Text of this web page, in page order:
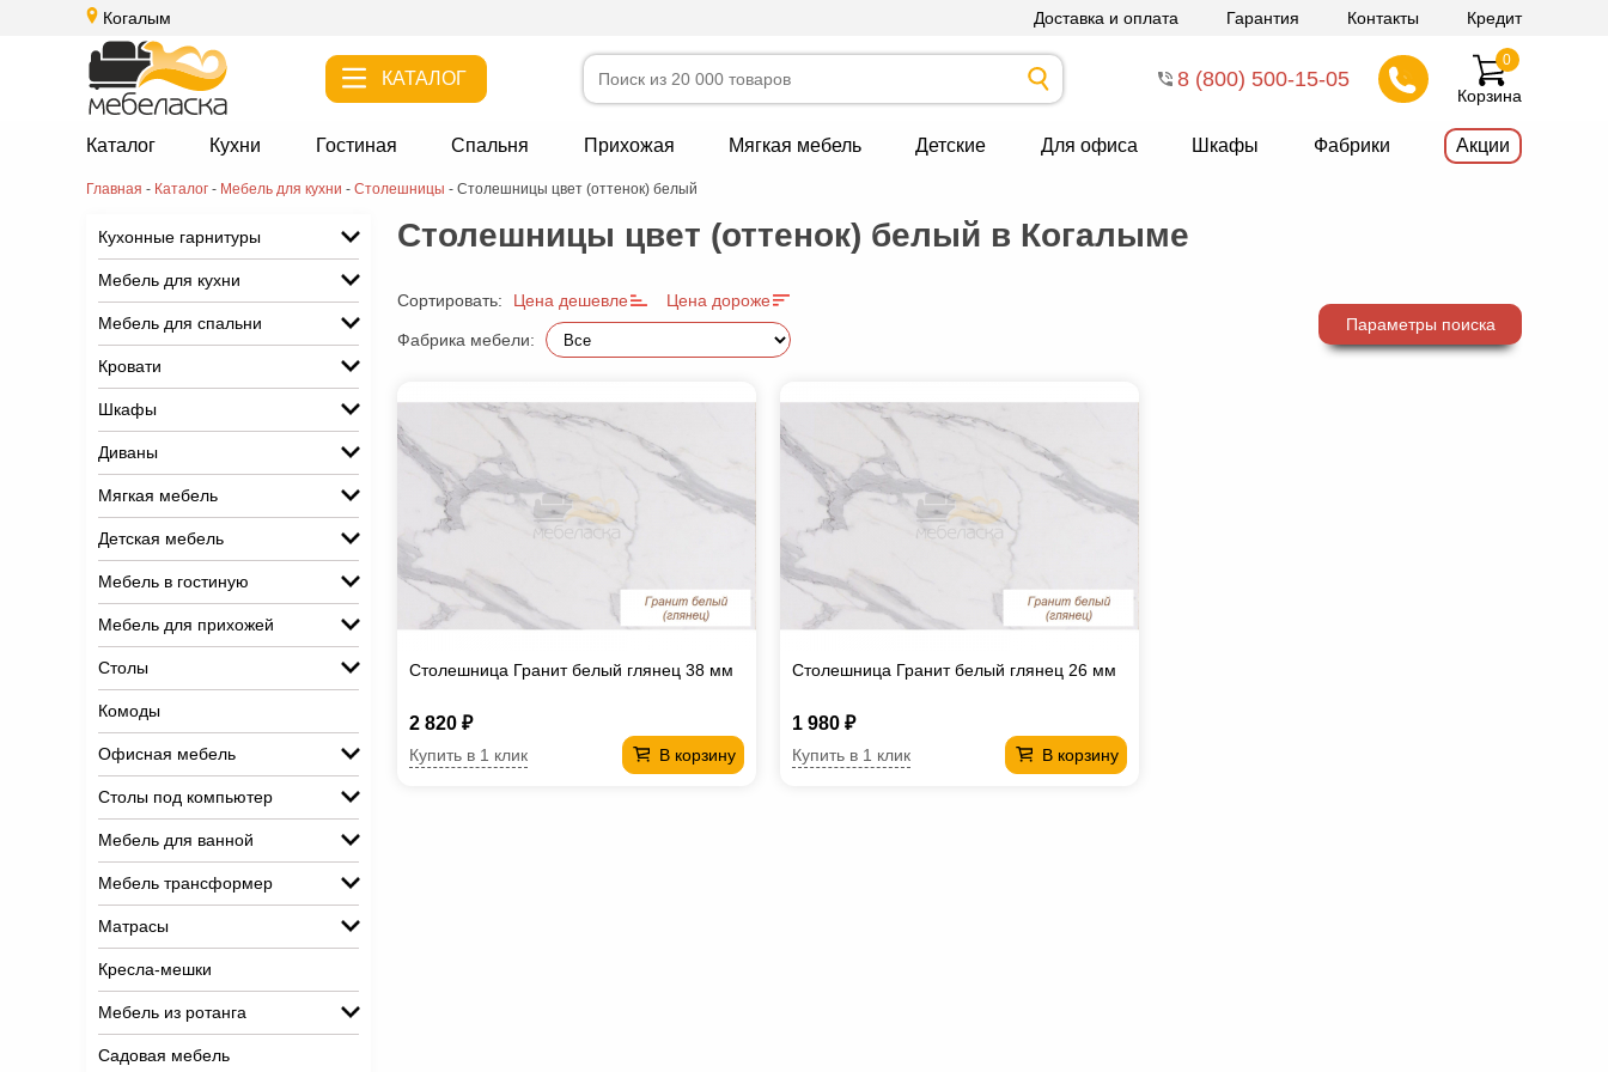
Когалым Доставка и оплата Гарантия Контакты Кредит
КАТАЛОГ 8 (800) 500-15-05
Корзина
0
Каталог Кухни Гостиная Спальня Прихожая Мягкая мебель Детские Для офиса Шкафы Фабрики Акции
Главная - Каталог - Мебель для кухни - Cтолешницы - Cтолешницы цвет (оттенок) белый
Кухонные гарнитуры
Мебель для кухни
Мебель для спальни
Кровати
Шкафы
Диваны
Мягкая мебель
Детская мебель
Мебель в гостиную
Мебель для прихожей
Столы
Комоды
Офисная мебель
Столы под компьютер
Мебель для ванной
Мебель трансформер
Матрасы
Кресла-мешки
Мебель из ротанга
Садовая мебель
Cтолешницы цвет (оттенок) белый в Когалыме
Сортировать: Цена дешевле Цена дороже
Фабрика мебели:
Параметры поиска
Столешница Гранит белый глянец 38 мм
2 820 ₽
В корзину
Купить в 1 клик
Столешница Гранит белый глянец 26 мм
1 980 ₽
В корзину
Купить в 1 клик